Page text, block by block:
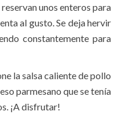
unos enteros para
al gusto. Se deja hervir
constantemente para
la salsa caliente de pollo
parmesano que se tenía
¡A disfrutar!